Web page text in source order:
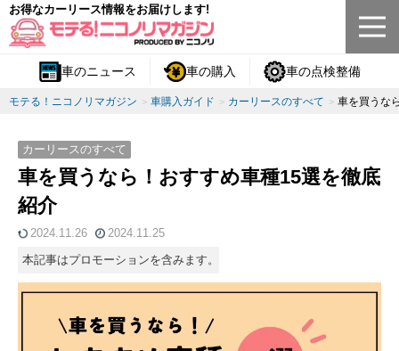
お得なカーリース情報をお届けします!
車のニュース 車の購入 車の点検整備
モテる！ニコノリマガジン 車購入ガイド カーリースのすべて 車を買うな
カーリースのすべて
車を買うなら！おすすめ車種15選を徹底
紹介
2024.11.26
2024.11.25
本記事はプロモーションを含みます。